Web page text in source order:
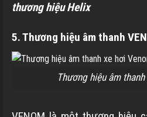
thương hiệu Helix
5. Thương hiệu âm thanh
Thương hiệu âm